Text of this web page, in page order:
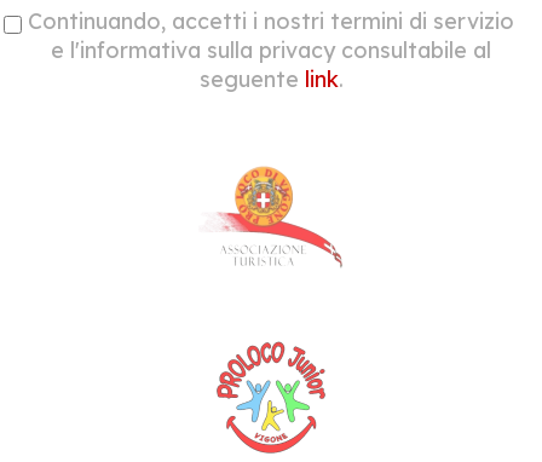
Continuando, accetti i nostri termini di servizio
e l'informativa sulla privacy consultabile al
seguente link.